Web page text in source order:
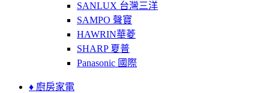
SANLUX 台灣三洋
SAMPO 聲寶
HAWRIN華菱
SHARP 夏普
Panasonic 國際
♦ 廚房家電